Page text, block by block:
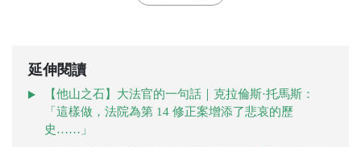
延伸閱讀
【他山之石】大法官的一句話｜克拉倫斯·托馬斯：
「這樣做，法院為第 14 修正案增添了悲哀的歷
史……」